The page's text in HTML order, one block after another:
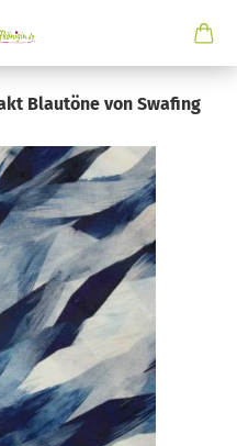
Blautöne von Swafing